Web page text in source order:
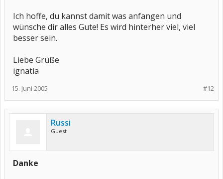
Ich hoffe, du kannst damit was anfangen und
wünsche dir alles Gute! Es wird hinterher viel, viel
besser sein.
Liebe Grüße
ignatia
#12
15. Juni 2005
Russi
Guest
Danke